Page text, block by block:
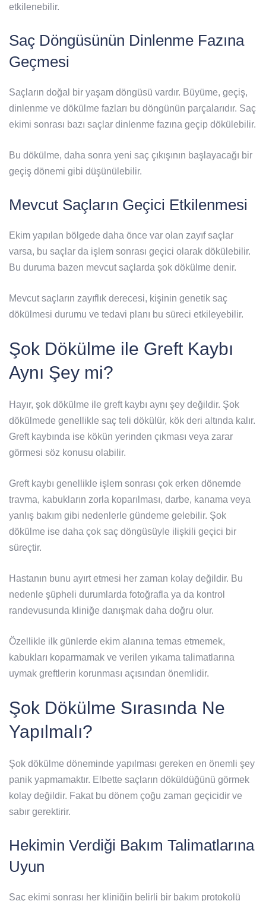
etkilenebilir.
Saç Döngüsünün Dinlenme Fazına
Geçmesi
Saçların doğal bir yaşam döngüsü vardır. Büyüme, geçiş,
dinlenme ve dökülme fazları bu döngünün parçalarıdır. Saç
ekimi sonrası bazı saçlar dinlenme fazına geçip dökülebilir.
Bu dökülme, daha sonra yeni saç çıkışının başlayacağı bir
geçiş dönemi gibi düşünülebilir.
Mevcut Saçların Geçici Etkilenmesi
Ekim yapılan bölgede daha önce var olan zayıf saçlar
varsa, bu saçlar da işlem sonrası geçici olarak dökülebilir.
Bu duruma bazen mevcut saçlarda şok dökülme denir.
Mevcut saçların zayıflık derecesi, kişinin genetik saç
dökülmesi durumu ve tedavi planı bu süreci etkileyebilir.
Şok Dökülme ile Greft Kaybı
Aynı Şey mi?
Hayır, şok dökülme ile greft kaybı aynı şey değildir. Şok
dökülmede genellikle saç teli dökülür, kök deri altında kalır.
Greft kaybında ise kökün yerinden çıkması veya zarar
görmesi söz konusu olabilir.
Greft kaybı genellikle işlem sonrası çok erken dönemde
travma, kabukların zorla koparılması, darbe, kanama veya
yanlış bakım gibi nedenlerle gündeme gelebilir. Şok
dökülme ise daha çok saç döngüsüyle ilişkili geçici bir
süreçtir.
Hastanın bunu ayırt etmesi her zaman kolay değildir. Bu
nedenle şüpheli durumlarda fotoğrafla ya da kontrol
randevusunda kliniğe danışmak daha doğru olur.
Özellikle ilk günlerde ekim alanına temas etmemek,
kabukları koparmamak ve verilen yıkama talimatlarına
uymak greftlerin korunması açısından önemlidir.
Şok Dökülme Sırasında Ne
Yapılmalı?
Şok dökülme döneminde yapılması gereken en önemli şey
panik yapmamaktır. Elbette saçların döküldüğünü görmek
kolay değildir. Fakat bu dönem çoğu zaman geçicidir ve
sabır gerektirir.
Hekimin Verdiği Bakım Talimatlarına
Uyun
Saç ekimi sonrası her kliniğin belirli bir bakım protokolü